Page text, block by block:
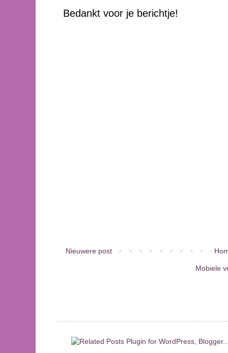
Bedankt voor je berichtje!
Nieuwere post
Mobiele